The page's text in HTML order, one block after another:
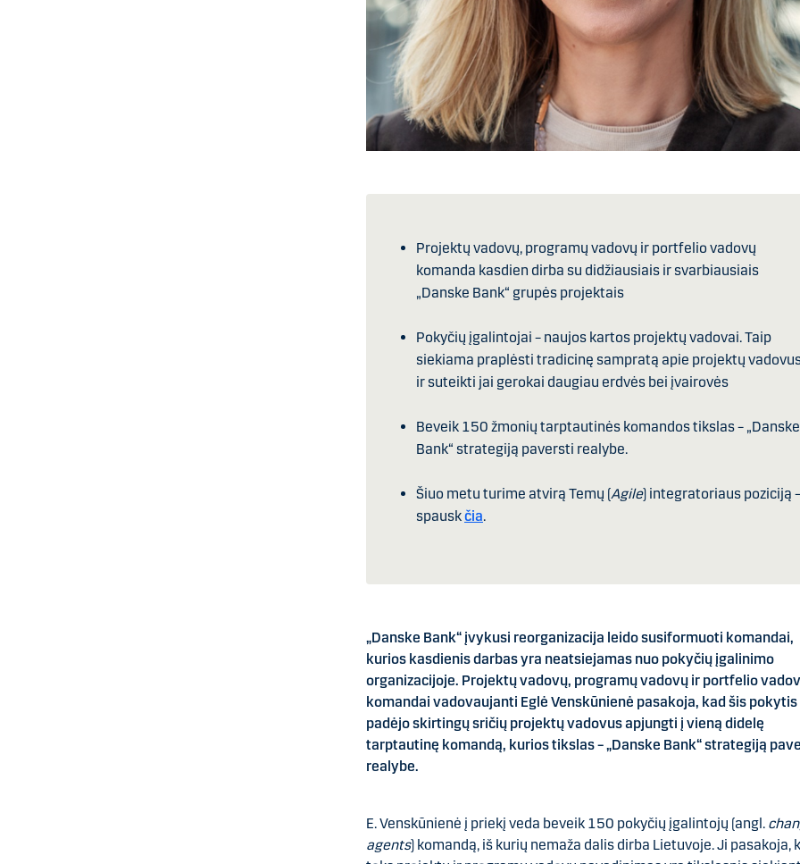
Projektų vadovų, programų vadovų ir portfelio vadovų
komanda kasdien dirba su didžiausiais ir svarbiausiais
„Danske Bank“ grupės projektais
Pokyčių įgalintojai – naujos kartos projektų vadovai. Taip
siekiama praplėsti tradicinę sampratą apie projektų
ir suteikti jai gerokai daugiau erdvės bei įvairovės
Beveik 150 žmonių tarptautinės komandos tikslas – „Danske
Bank“ strategiją paversti realybe.
Šiuo metu turime atvirą Temų (Agile) integratoriaus poziciją –
spauskčia.
„Danske Bank“ įvykusi reorganizacija leido susiformuoti komandai,
kurios kasdienis darbas yra neatsiejamas nuo pokyčių įgalinimo
organizacijoje. Projektų vadovų, programų vadovų ir portfelio
komandai vadovaujanti Eglė Venskūnienė pasakoja, kad šis pokytis
padėjo skirtingų sričių projektų vadovus apjungti į vieną didelę
tarptautinę komandą, kurios tikslas – „Danske Bank“ strategiją
realybe.
E. Venskūnienė į priekį veda beveik 150 pokyčių įgalintojų (angl.
agents) komandą, iš kurių nemaža dalis dirba Lietuvoje. Ji pasakoja,